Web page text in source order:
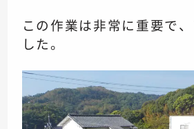
この作業は非常に重要で
した。